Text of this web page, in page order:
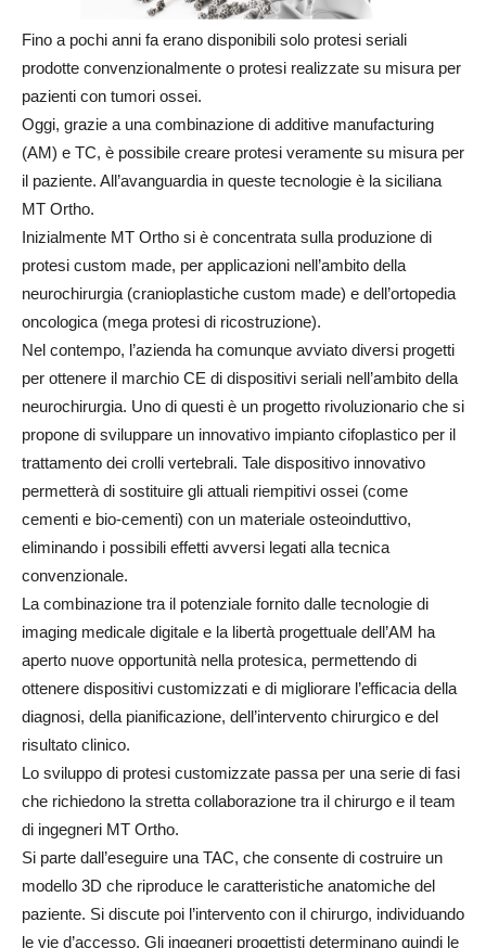
Fino a pochi anni fa erano disponibili solo protesi seriali
prodotte convenzionalmente o protesi realizzate su misura per
pazienti con tumori ossei.
Oggi, grazie a una combinazione di additive manufacturing
(AM) e TC, è possibile creare protesi veramente su misura per
il paziente. All’avanguardia in queste tecnologie è la siciliana
MT Ortho.
Inizialmente MT Ortho si è concentrata sulla produzione di
protesi custom made, per applicazioni nell’ambito della
neurochirurgia (cranioplastiche custom made) e dell’ortopedia
oncologica (mega protesi di ricostruzione).
Nel contempo, l’azienda ha comunque avviato diversi progetti
per ottenere il marchio CE di dispositivi seriali nell’ambito della
neurochirurgia. Uno di questi è un progetto rivoluzionario che si
propone di sviluppare un innovativo impianto cifoplastico per il
trattamento dei crolli vertebrali. Tale dispositivo innovativo
permetterà di sostituire gli attuali riempitivi ossei (come
cementi e bio-cementi) con un materiale osteoinduttivo,
eliminando i possibili effetti avversi legati alla tecnica
convenzionale.
La combinazione tra il potenziale fornito dalle tecnologie di
imaging medicale digitale e la libertà progettuale dell’AM ha
aperto nuove opportunità nella protesica, permettendo di
ottenere dispositivi customizzati e di migliorare l’efficacia della
diagnosi, della pianificazione, dell’intervento chirurgico e del
risultato clinico.
Lo sviluppo di protesi customizzate passa per una serie di fasi
che richiedono la stretta collaborazione tra il chirurgo e il team
di ingegneri MT Ortho.
Si parte dall’eseguire una TAC, che consente di costruire un
modello 3D che riproduce le caratteristiche anatomiche del
paziente. Si discute poi l’intervento con il chirurgo, individuando
le vie d’accesso. Gli ingegneri progettisti determinano quindi le